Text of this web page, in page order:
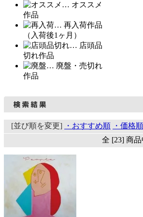
… オススメ
作品
… 再入荷作品
（入荷後1ヶ月）
… 店頭品
切れ作品
… 廃盤・売切れ
作品
[並び順を変更] ・おすすめ順 ・価格順
全 [23] 商品